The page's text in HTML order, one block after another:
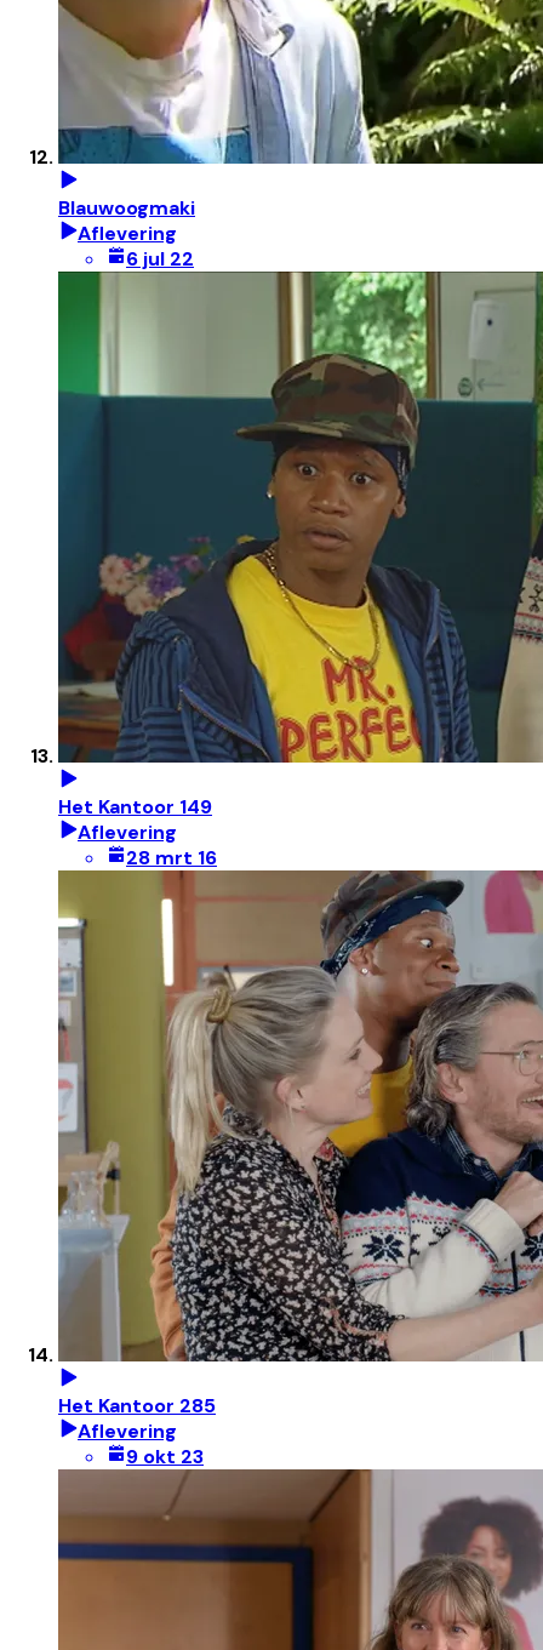
Blauwoogmaki
Aflevering
6 jul 22
Het Kantoor 149
Aflevering
28 mrt 16
Het Kantoor 285
Aflevering
9 okt 23